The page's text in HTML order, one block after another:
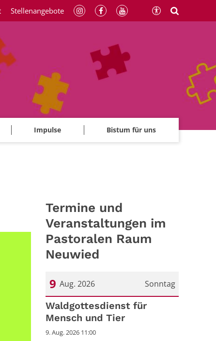
Impulse Bistum für uns
Stellenangebote
Termine und
Veranstaltungen im
Pastoralen Raum
Neuwied
Sonntag
9 Aug. 2026
Datum: 9. August 2026
Waldgottesdienst für
Mensch und Tier
9. Aug. 2026 11:00